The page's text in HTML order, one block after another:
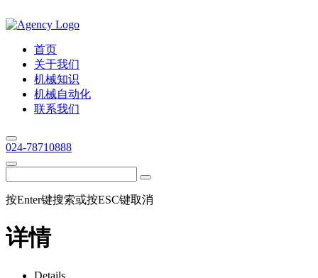
首页
关于我们
机械知识
机械自动化
联系我们
024-78710888
按Enter键搜索或按ESC键取消
详情
Details